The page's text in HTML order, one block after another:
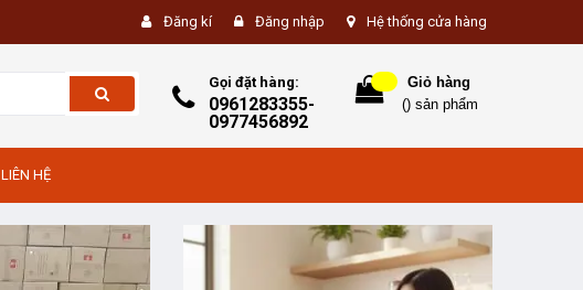
Đăng kí Đăng nhập Hệ thống cửa hàng
Gọi đặt hàng:
0961283355-
0977456892
Giỏ hàng
() sản phẩm
LIÊN HỆ